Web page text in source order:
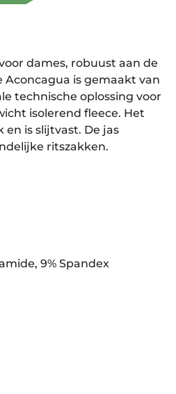
dames, robuust aan de
is gemaakt van
technische oplossing voor
isolerend fleece. Het
is slijtvast. De jas
ritszakken.
9% Spandex